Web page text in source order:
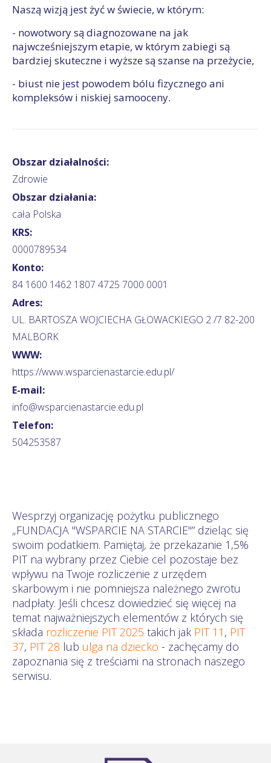
Naszą wizją jest żyć w świecie, w którym:
- nowotwory są diagnozowane na jak
najwcześniejszym etapie, w którym zabiegi są
bardziej skuteczne i wyższe są szanse na przeżycie,
- biust nie jest powodem bólu fizycznego ani
kompleksów i niskiej samooceny.
Obszar działalności:
Zdrowie
Obszar działania:
cała Polska
KRS:
0000789534
Konto:
84 1600 1462 1807 4725 7000 0001
Adres:
UL. BARTOSZA WOJCIECHA GŁOWACKIEGO 2 /7 82-200
MALBORK
WWW:
https://www.wsparcienastarcie.edu.pl/
E-mail:
info@wsparcienastarcie.edu.pl
Telefon:
504253587
Wesprzyj organizację pożytku publicznego
„FUNDACJA "WSPARCIE NA STARCIE"” dzieląc się
swoim podatkiem. Pamiętaj, że przekazanie 1,5%
PIT na wybrany przez Ciebie cel pozostaje bez
wpływu na Twoje rozliczenie z urzędem
skarbowym i nie pomniejsza należnego zwrotu
nadpłaty. Jeśli chcesz dowiedzieć się więcej na
temat najważniejszych elementów z których się
składa rozliczenie PIT 2025 takich jak PIT 11 , PIT
37, PIT 28 lub ulga na dziecko - zachęcamy do
zapoznania się z treściami na stronach naszego
serwisu.